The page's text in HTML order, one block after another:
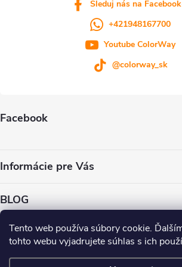
Tento web používa súbory cookie.
tohto webu vyjadrujete súhlas s ich
Facebook
Informácie pre Vás
BLOG
Sleduj nás na
+421948167700
Youtube ColorWay
@colorway_sk
ColorWay.cz ColorWay.sk